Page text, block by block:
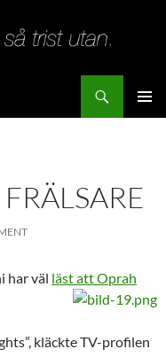
har väl läst att Oprah
kläckte TV-profilen